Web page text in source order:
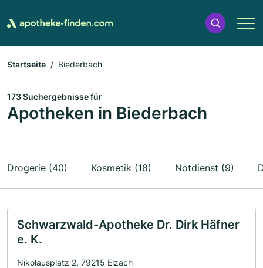
Startseite Biederbach
173 Suchergebnisse für
Apotheken in Biederbach
Drogerie (40) Kosmetik (18) Notdienst (9)
Schwarzwald-Apotheke Dr. Dirk Häfner
e. K.
Nikolausplatz 2, 79215 Elzach